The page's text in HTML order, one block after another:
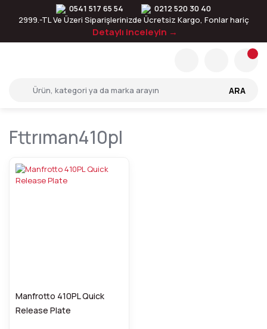
0541 517 65 54
0212 520 30 40
2999.-TL Ve Üzeri Siparişlerinizde Ücretsiz Kargo, Fonlar hariç
Detaylı inceleyin →
ARA
Fttrıman410pl
Manfrotto 410PL Quick
Release Plate